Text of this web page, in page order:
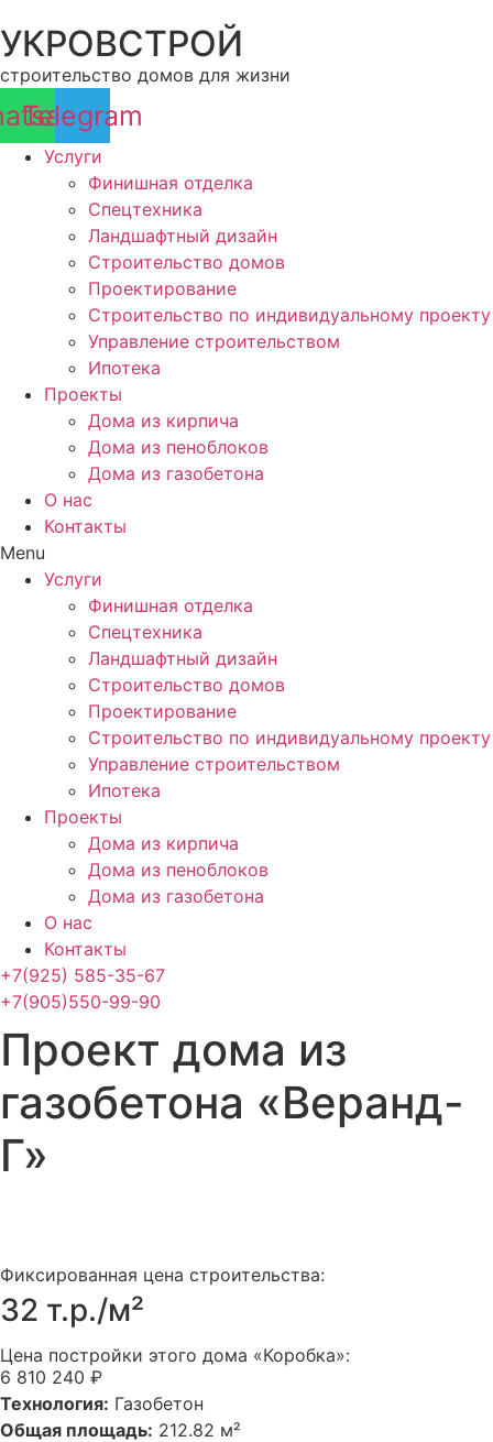
к
УКРОВСТРОЙ
строительство домов для жизни
Telegram
Услуги
Финишная отделка
Спецтехника
Ландшафтный дизайн
Строительство домов
Проектирование
Строительство по индивидуальному проекту
Управление строительством
Ипотека
Проекты
Дома из кирпича
Дома из пеноблоков
Дома из газобетона
О нас
Контакты
Menu
Услуги
Финишная отделка
Спецтехника
Ландшафтный дизайн
Строительство домов
Проектирование
Строительство по индивидуальному проекту
Управление строительством
Ипотека
Проекты
Дома из кирпича
Дома из пеноблоков
Дома из газобетона
О нас
Контакты
+7(925) 585-35-67
+7(905)550-99-90
Проект дома из
газобетона «Веранд-
Г»
Фиксированная цена строительства:
32 т.р./м²
Цена постройки этого дома «Коробка»:
6 810 240 ₽
Технология: Газобетон
Общая площадь: 212.82 м²